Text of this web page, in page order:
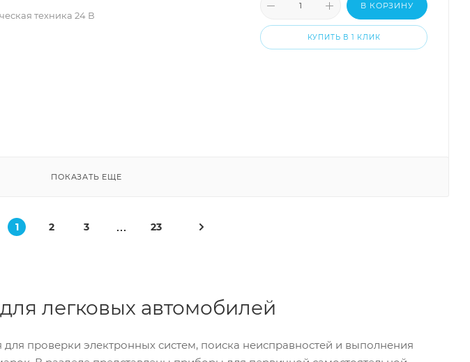
техника 24 В
В КОРЗИНУ
КУПИТЬ В 1 КЛИК
ПОКАЗАТЬ ЕЩЕ
1 2 3 23
легковых автомобилей
проверки электронных систем, поиска неисправностей и выполнения